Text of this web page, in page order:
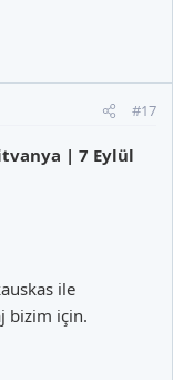
#17
| 7 Eylül
ile
bizim için.